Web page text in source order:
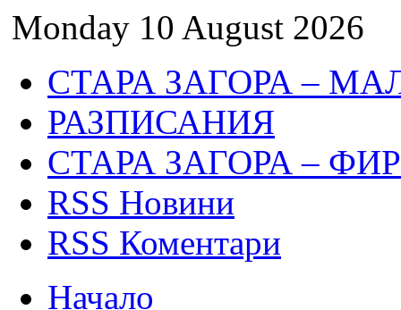
Monday 10 August 2026
СТАРА ЗАГОРА –
РАЗПИСАНИЯ
СТАРА ЗАГОРА –
RSS Новини
RSS Коментари
Начало